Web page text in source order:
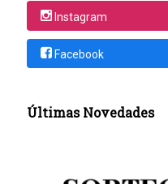
Instagram
Facebook
Últimas Novedades